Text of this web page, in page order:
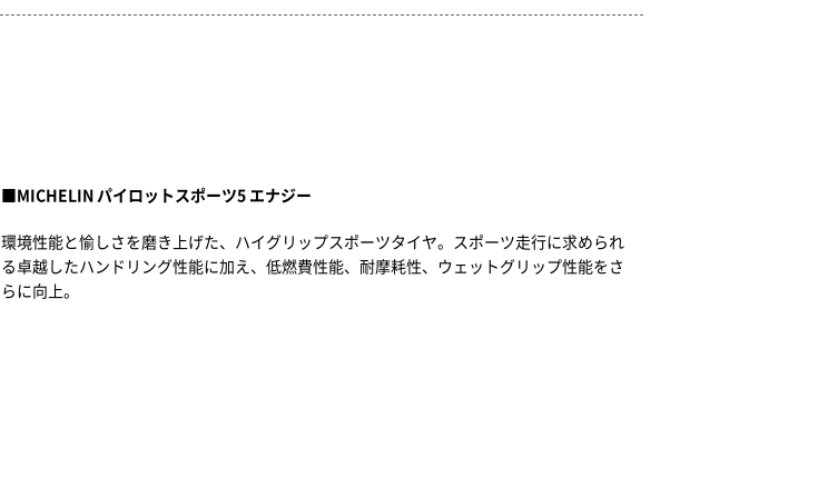
■MICHELIN パイロットスポーツ5 エナジー
環境性能と愉しさを磨き上げた、ハイグリップスポーツタイヤ。スポーツ走行に求められ
る卓越したハンドリング性能に加え、低燃費性能、耐摩耗性、ウェットグリップ性能をさ
らに向上。